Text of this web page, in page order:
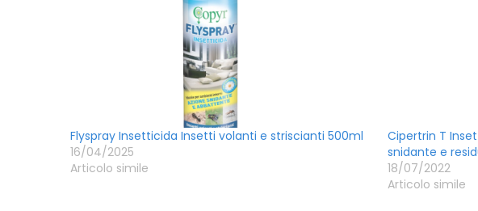
Flyspray Insetticida Insetti volanti e striscianti 500ml
16/04/2025
Articolo simile
Cipertrin T
snidante e
18/07/2022
Articolo simile